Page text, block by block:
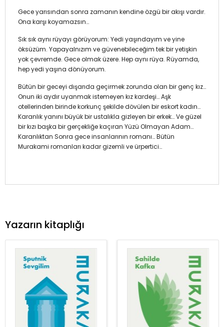
Gece yarısından sonra zamanın kendine özgü bir akışı vardır.
Ona karşı koyamazsın…
Sık sık aynı rüyayı görüyorum: Yedi yaşındayım ve yine
öksüzüm. Yapayalnızım ve güvenebileceğim tek bir yetişkin
yok çevremde. Gece olmak üzere. Hep aynı rüya. Rüyamda,
hep yedi yaşına dönüyorum.
Bütün bir geceyi dışarıda geçirmek zorunda olan bir genç kız…
Onun iki aydır uyanmak istemeyen kız kardeşi… Aşk
otellerinden birinde korkunç şekilde dövülen bir eskort kadın…
Karanlık yanını büyük bir ustalıkla gizleyen bir erkek… Ve güzel
bir kızı başka bir gerçekliğe kaçıran Yüzü Olmayan Adam…
Karanlıktan Sonra gece insanlarının romanı… Bütün
Murakami romanları kadar gizemli ve ürpertici…
Yazarın kitaplığı